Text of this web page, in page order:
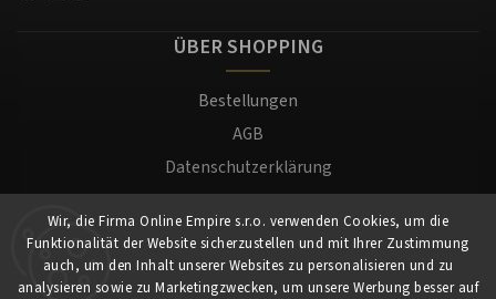
Wir, die Firma Online Empire s.r.o. verwenden Cookies, um die
Funktionalität der Website sicherzustellen und mit Ihrer Zustimmung
auch, um den Inhalt unserer Websites zu personalisieren und zu
analysieren sowie zu Marketingzwecken, um unsere Werbung besser auf
ÜBER SHOPPING
Bestellungen
AGB
Datenschutzerklärung
Versand und Zahlung
Warenrücksendung
Impressum